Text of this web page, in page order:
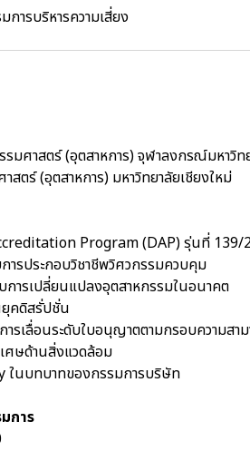
ารบริหารความเสี่ยง
มศาสตร์ (อุตสาหการ) จุฬาลงกรณ์มหาวิท
ตร์ (อุตสาหการ) มหาวิทยาลัยเชียงใหม่
Program (DAP) รุ่นที่ 139/
ารประกอบวิชาชีพวิศวกรรมควบคุม
การเปลี่ยนแปลงอุตสาหกรรมในอนาคต
คดิสรั่ปชั่น
รเลื่อนระดับใบอนุญาตตามกรอบความสา
ษด้านสิ่งแวดล้อม
ในบทบาทของกรรมการบริษัท
การ